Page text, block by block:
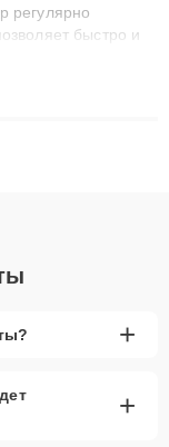
регулярно
быстро и
решают
+
+